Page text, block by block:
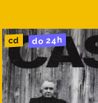
cd do 24h